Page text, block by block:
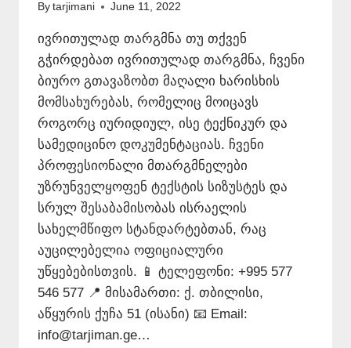
By tarjimani June 11, 2022
ივრითულად თარგმნა თუ თქვენ
გჭირდებათ ივრითულად თარგმნა, ჩვენი
ბიურო გთავაზობთ მაღალი ხარისხის
მომსახურებას, რომელიც მოიცავს
როგორც იურიდიულ, ისე ტექნიკურ და
სამედიცინო დოკუმენტაციას. ჩვენი
პროფესიონალი მთარგმნელები
უზრუნველყოფენ ტექსტის სიზუსტეს და
სრულ შესაბამისობას ისრაელის
სახელმწიფო სტანდარტებთან, რაც
აუცილებელია ოფიციალური
უწყებებისთვის. 📱 ტელეფონი: +995 577
546 577 📍 მისამართი: ქ. თბილისი,
აწყურის ქუჩა 51 (ისანი) 📧 Email:
info@tarjiman.ge…